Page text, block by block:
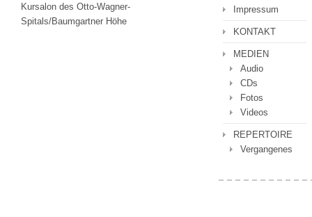
Kursalon des Otto-Wagner-
Spitals/Baumgartner Höhe
Impressum
KONTAKT
MEDIEN
Audio
CDs
Fotos
Videos
REPERTOIRE
Vergangenes